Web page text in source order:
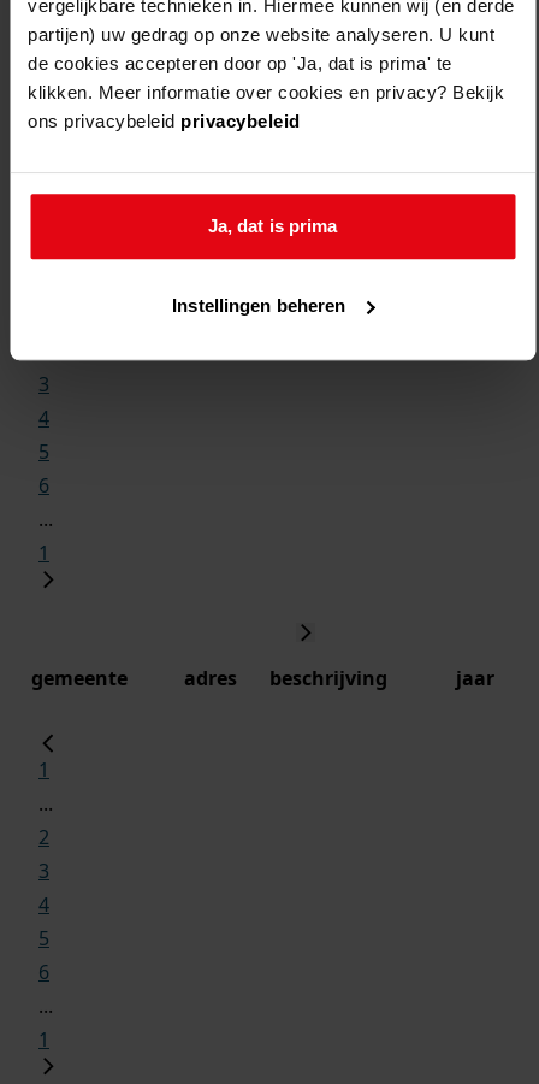
vergelijkbare technieken in. Hiermee kunnen wij (en derde
partijen) uw gedrag op onze website analyseren. U kunt
de cookies accepteren door op 'Ja, dat is prima' te
klikken. Meer informatie over cookies en privacy? Bekijk
ons privacybeleid privacybeleid
Ja, dat is prima
Instellingen beheren
3
4
5
6
...
1
gemeente adres beschrijving jaar
1
...
2
3
4
5
6
...
1